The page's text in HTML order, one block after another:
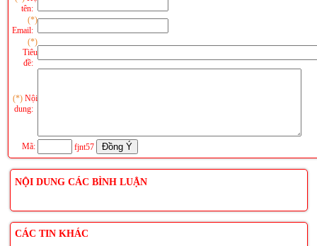
tên:
(*)
Email:
(*)
Tiêu
đề:
(*) Nội
dung:
Mã: fjnt57
NỘI DUNG CÁC BÌNH LUẬN
CÁC TIN KHÁC